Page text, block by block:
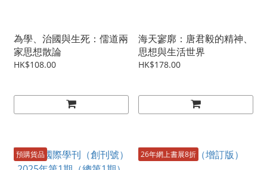
為學、治國與生死：儒道兩
家思想散論
HK$108.00
海天寥廓：唐君毅的精神、
思想與生活世界
HK$178.00
預購貨品 26年網上書展8折